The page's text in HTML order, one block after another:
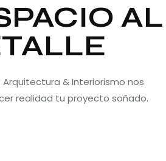
AL
Arquitectura & Interiorismo nos
realidad tu proyecto soñado.